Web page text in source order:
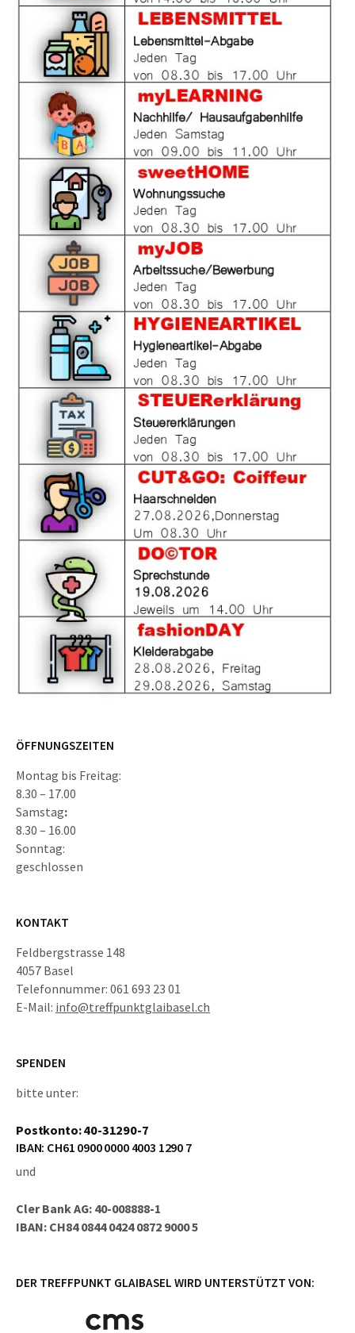
ÖFFNUNGSZEITEN
Montag bis Freitag:
8.30 – 17.00
Samstag:
8.30 – 16.00
Sonntag:
geschlossen
KONTAKT
Feldbergstrasse 148
4057 Basel
Telefonnummer: 061 693 23 01
E-Mail: info@treffpunktglaibasel.ch
SPENDEN
bitte unter:
Postkonto: 40-31290-7
IBAN: CH61 0900 0000 4003 1290 7
und
Cler Bank AG: 40-008888-1
IBAN: CH84 0844 0424 0872 9000 5
DER TREFFPUNKT GLAIBASEL WIRD UNTERSTÜTZT VON: